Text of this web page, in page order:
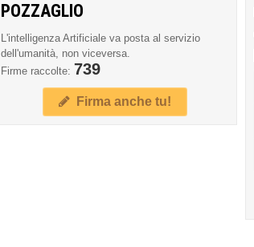
POZZAGLIO
L'intelligenza Artificiale va posta al servizio
dell'umanità, non viceversa.
Firme raccolte: 739
Firma anche tu!